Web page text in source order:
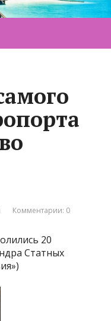
Комментарии: 0
20
Статных